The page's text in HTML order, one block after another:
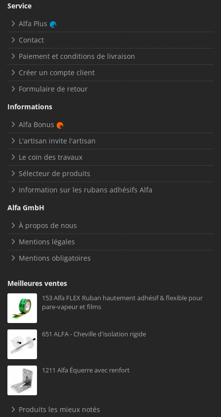
Service
Alfa Plus
Contact
Paiement et conditions de livraison
Créer un compte client
Formulaire de retour
Informations
Alfa Bonus
L'artisan invite l'artisan
Le coin des travaux
Sélecteur de produits
Information sur les rubans adhésifs Alfa
Alfa GmbH
À propos de nous
Mentions légales
Mentions obligatoires
Meilleures ventes
153 Alfa FLEX Ruban hautement adhésif & flexible pour
pare-vapeur et films
651 ALFA - Cheville d'isolation rigide
1211 Alfa Équerre avec renfort
Produits les mieux notés